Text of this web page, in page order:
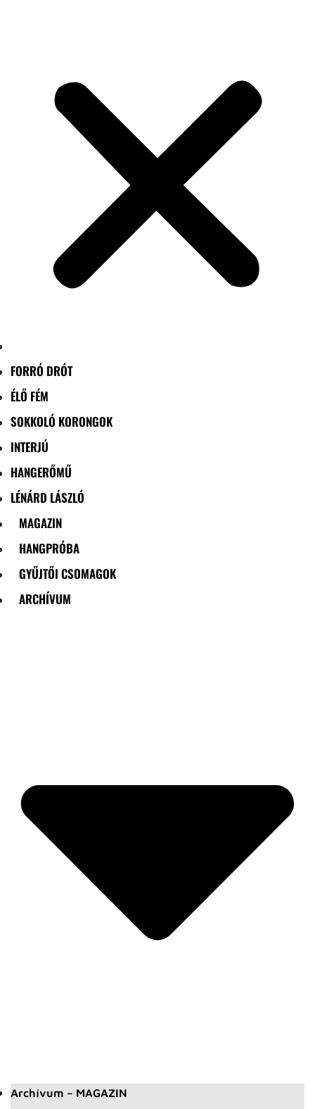
FORRÓ DRÓT
ÉLŐ FÉM
SOKKOLÓ KORONGOK
INTERJÚ
HANGERŐMŰ
LÉNÁRD LÁSZLÓ
MAGAZIN
HANGPRÓBA
GYŰJTŐI CSOMAGOK
ARCHÍVUM
Archívum – MAGAZIN